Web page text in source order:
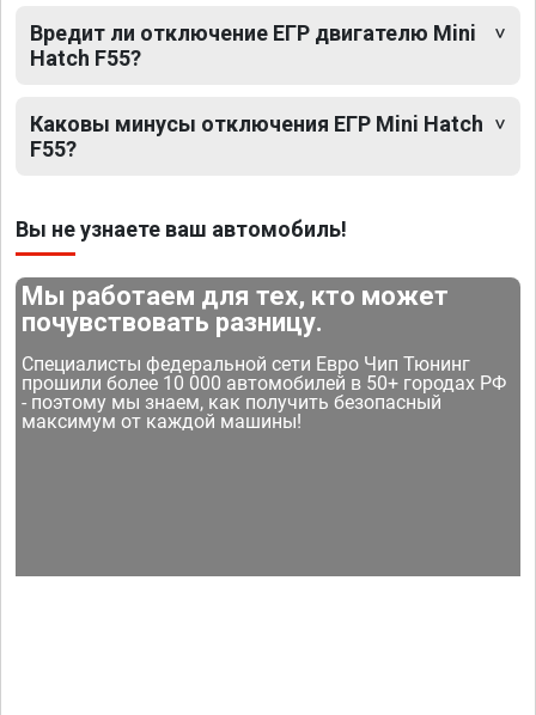
Вредит ли отключение ЕГР двигателю Mini
Hatch F55?
Каковы минусы отключения ЕГР Mini Hatch
F55?
Вы не узнаете ваш автомобиль!
Мы работаем для тех, кто может
почувствовать разницу.
Специалисты федеральной сети Евро Чип Тюнинг
прошили более 10 000 автомобилей в 50+ городах РФ
- поэтому мы знаем, как получить безопасный
максимум от каждой машины!